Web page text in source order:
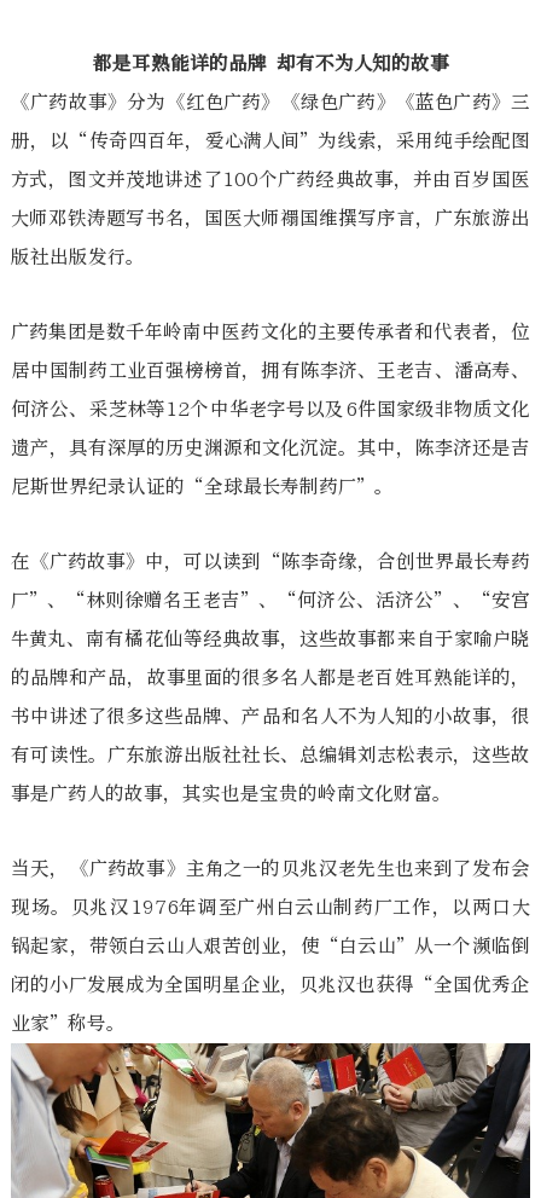
都是耳熟能详的品牌 却有不为人知的故事
《广药故事》分为《红色广药》《绿色广药》《蓝色广药》三
册，以“传奇四百年，爱心满人间”为线索，采用纯手绘配图
方式，图文并茂地讲述了100个广药经典故事，并由百岁国医
大师邓铁涛题写书名，国医大师禤国维撰写序言，广东旅游出
版社出版发行。
广药集团是数千年岭南中医药文化的主要传承者和代表者，位
居中国制药工业百强榜榜首，拥有陈李济、王老吉、潘高寿、
何济公、采芝林等12个中华老字号以及6件国家级非物质文化
遗产，具有深厚的历史渊源和文化沉淀。其中，陈李济还是吉
尼斯世界纪录认证的“全球最长寿制药厂”。
在《广药故事》中，可以读到“陈李奇缘，合创世界最长寿药
厂”、“林则徐赠名王老吉”、“何济公、活济公”、“安宫
牛黄丸、南有橘花仙等经典故事，这些故事都来自于家喻户晓
的品牌和产品，故事里面的很多名人都是老百姓耳熟能详的，
书中讲述了很多这些品牌、产品和名人不为人知的小故事，很
有可读性。广东旅游出版社社长、总编辑刘志松表示，这些故
事是广药人的故事，其实也是宝贵的岭南文化财富。
当天，《广药故事》主角之一的贝兆汉老先生也来到了发布会
现场。贝兆汉1976年调至广州白云山制药厂工作，以两口大
锅起家，带领白云山人艰苦创业，使“白云山”从一个濒临倒
闭的小厂发展成为全国明星企业，贝兆汉也获得“全国优秀企
业家”称号。